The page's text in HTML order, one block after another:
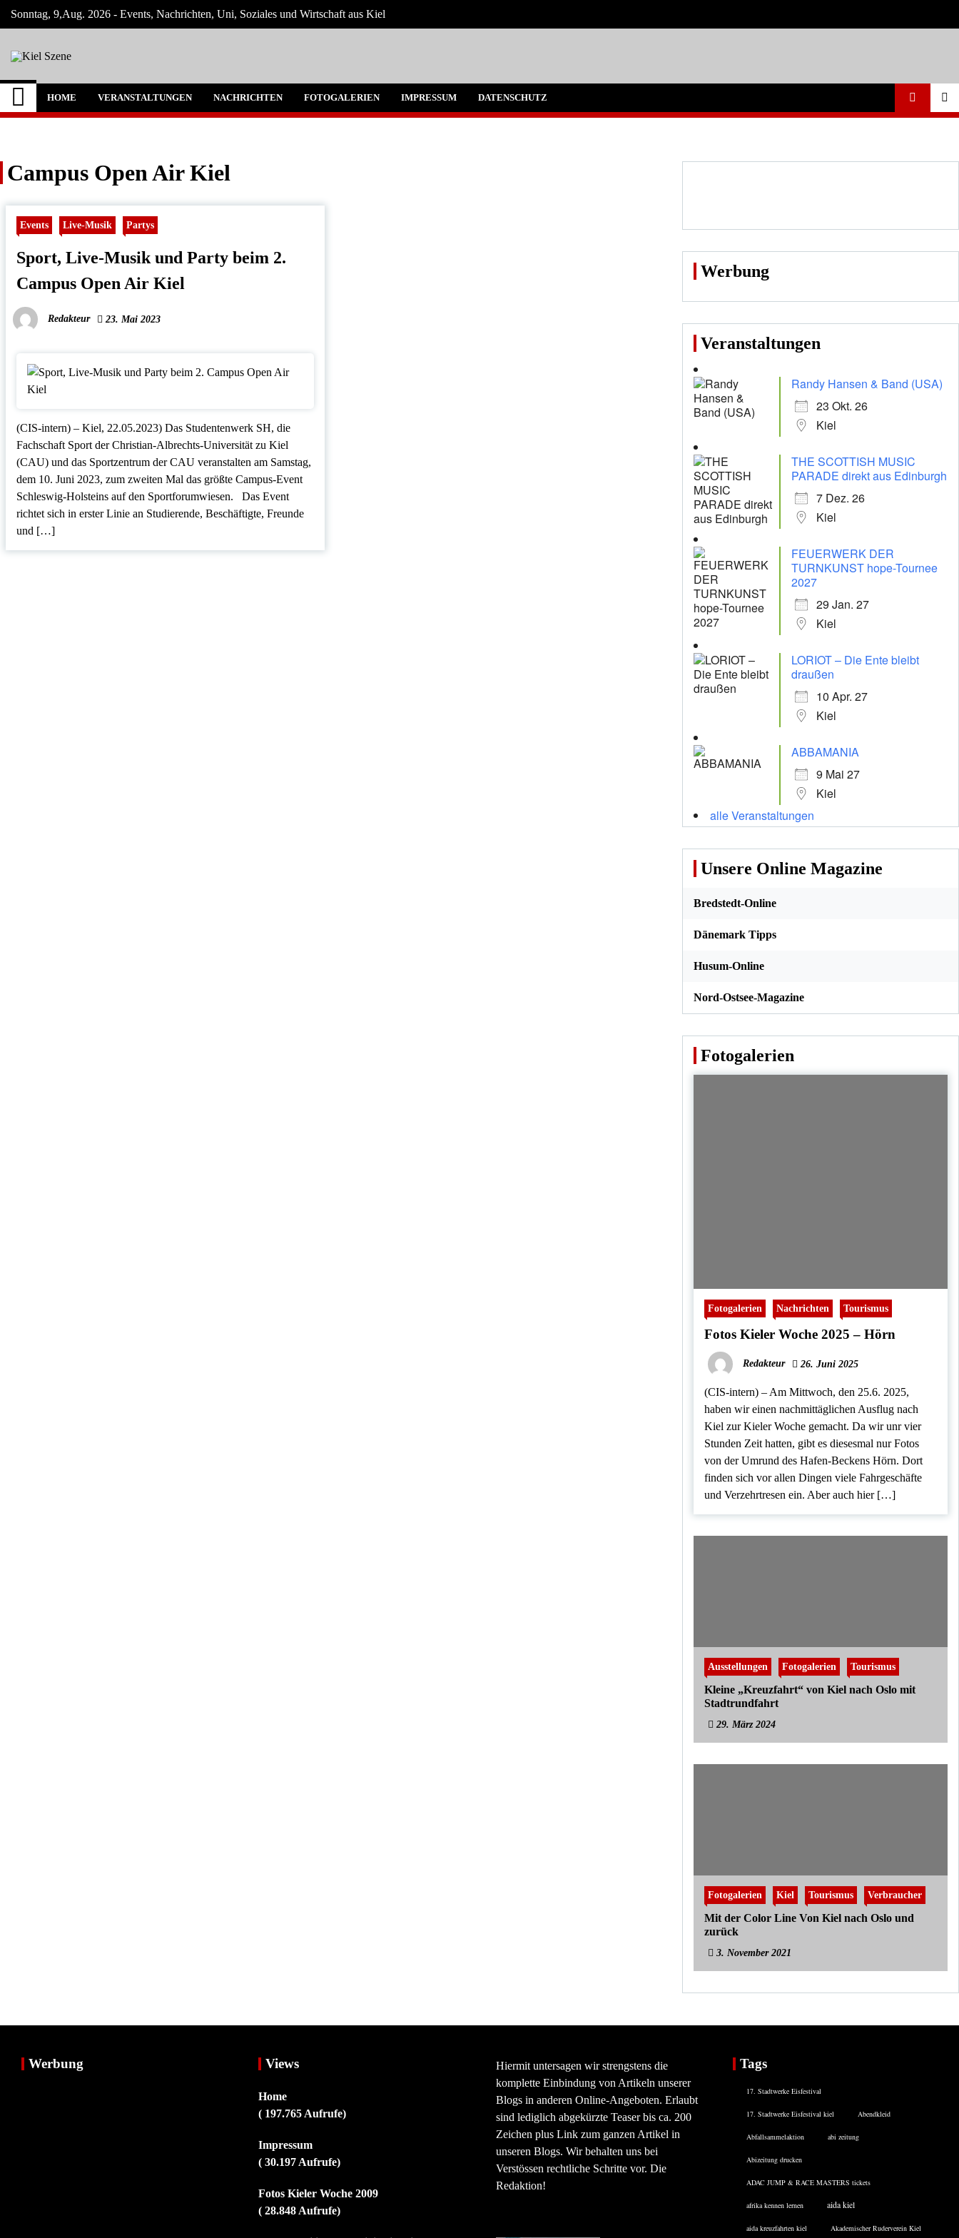
Skip
Sonntag, 9,Aug. 2026 - Events, Nachrichten, Uni, Soziales und Wirtschaft aus Kiel
Kiel Szene
Neuigkeiten und Nachrichten aus Kiel und Umgebung
HOME VERANSTALTUNGEN NACHRICHTEN FOTOGALERIEN IMPRESSUM DATENSCHUTZ
Campus Open Air Kiel
Events Live-Musik Partys
Sport, Live-Musik und Party beim 2.
Campus Open Air Kiel
Redakteur 23. Mai 2023
(CIS-intern) – Kiel, 22.05.2023) Das Studentenwerk SH, die
Fachschaft Sport der Christian-Albrechts-Universität zu Kiel
(CAU) und das Sportzentrum der CAU veranstalten am Samstag,
dem 10. Juni 2023, zum zweiten Mal das größte Campus-Event
Schleswig-Holsteins auf den Sportforumwiesen. Das Event
richtet sich in erster Linie an Studierende, Beschäftigte, Freunde
und […]
Werbung
Veranstaltungen
Randy Hansen & Band (USA)
23 Okt. 26
Kiel
THE SCOTTISH MUSIC
PARADE direkt aus Edinburgh
7 Dez. 26
Kiel
FEUERWERK DER
TURNKUNST hope-Tournee
2027
29 Jan. 27
Kiel
LORIOT – Die Ente bleibt
draußen
10 Apr. 27
Kiel
ABBAMANIA
9 Mai 27
Kiel
alle Veranstaltungen
Unsere Online Magazine
Bredstedt-Online
Dänemark Tipps
Husum-Online
Nord-Ostsee-Magazine
Fotogalerien
Fotogalerien Nachrichten Tourismus
Fotos Kieler Woche 2025 – Hörn
Redakteur 26. Juni 2025
(CIS-intern) – Am Mittwoch, den 25.6. 2025,
haben wir einen nachmittäglichen Ausflug nach
Kiel zur Kieler Woche gemacht. Da wir unr vier
Stunden Zeit hatten, gibt es diesesmal nur Fotos
von der Umrund des Hafen-Beckens Hörn. Dort
finden sich vor allen Dingen viele Fahrgeschäfte
und Verzehrtresen ein. Aber auch hier […]
Ausstellungen Fotogalerien Tourismus
Kleine „Kreuzfahrt“ von Kiel nach Oslo mit
Stadtrundfahrt
29. März 2024
Fotogalerien Kiel Tourismus Verbraucher
Mit der Color Line Von Kiel nach Oslo und
zurück
3. November 2021
Werbung Views
Home
( 197.765 Aufrufe)
Impressum
( 30.197 Aufrufe)
Fotos Kieler Woche 2009
( 28.848 Aufrufe)
Hiermit untersagen wir strengstens die
komplette Einbindung von Artikeln unserer
Blogs in anderen Online-Angeboten. Erlaubt
sind lediglich abgekürzte Teaser bis ca. 200
Zeichen plus Link zum ganzen Artikel in
unseren Blogs. Wir behalten uns bei
Verstössen rechtliche Schritte vor. Die
Redaktion!
Tags
17. Stadtwerke Eisfestival
17. Stadtwerke Eisfestival kiel Abendkleid
Abfallsammelaktion abi zeitung
Abizeitung drucken
ADAC JUMP & RACE MASTERS tickets
afrika kennen lernen aida kiel
aida kreuzfahrten kiel Akademischer Ruderverein Kiel